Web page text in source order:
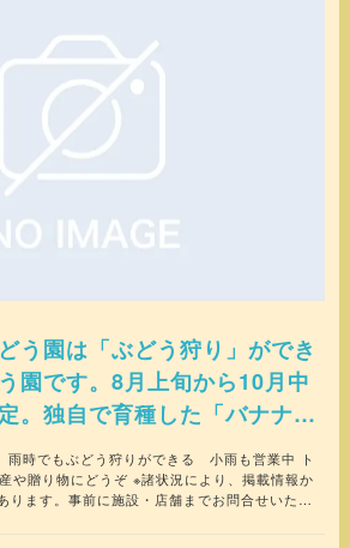
う園は「ぶどう狩り」ができ
園です。8月上旬から10月中
。独自で育種した「バナナゴ
近くで見て、楽しんでくださ
時間は、季節ごとに異なりま
、おでかけください。
時でもぶどう狩りができる 小雨も営業中 ト
※諸状況により、掲載情報か
ります。事前に施設・店舗までお問合せいただ